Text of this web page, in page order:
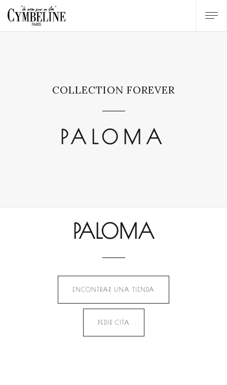
COLLECTION FOREVER
PALOMA
PALOMA
ENCONTRAR UNA TIENDA
PEDIR CITA